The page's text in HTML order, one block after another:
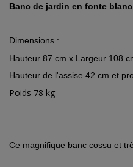
Banc de jardin en fonte
Dimensions :
Hauteur 87 cm x Largeur 108
Hauteur de l'assise 42 cm et
Poids 78 kg
Ce magnifique banc cossu et